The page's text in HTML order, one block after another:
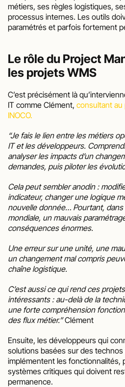
métiers, ses règles logistiques,
processus internes. Les outils
paramétrés et parfois fortement
Le rôle du Project
les projets WMS
C’est précisément là
IT comme Clément, consultant
INOCO.
“Je fais le lien entre les métiers
IT et les développeurs.
analyser les impacts d’un
demandes, puis piloter les
Cela peut sembler anodin :
indicateur, changer une logique
nouvelle donnée… Pourtant,
mondiale, un mauvais
conséquences énormes.
Une erreur sur une unité, une
un changement mal compris
chaîne logistique.
C’est aussi ce qui rend ces
intéressants : au-delà de la
une forte compréhension
des flux métier.” Clément
Ensuite, les développeurs qui
solutions basées sur des technos
implémentent les fonctionnalités,
systèmes critiques qui doivent
permanence.